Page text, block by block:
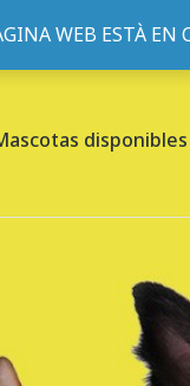
WEB ESTÀ
-933103463- C/
disponibles